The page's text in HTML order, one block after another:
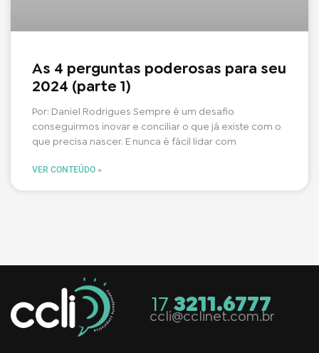
As 4 perguntas poderosas para seu
2024 (parte 1)
Por: Daniel Rodrigues Sempre é um desafio
conseguirmos inovar e conciliar o que já existe com o
que precisa nascer. E nunca é fácil lidar com
VER CONTEÚDO »
173211.6777
ccli@cclinet.com.br